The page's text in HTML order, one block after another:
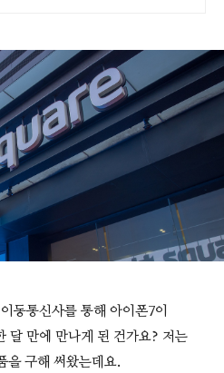
동통신사를 통해 아이폰7이
달 만에 만나게 된 건가요? 저는
을 구해 써왔는데요.